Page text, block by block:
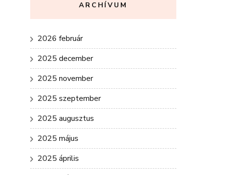
ARCHÍVUM
2026 február
2025 december
2025 november
2025 szeptember
2025 augusztus
2025 május
2025 április